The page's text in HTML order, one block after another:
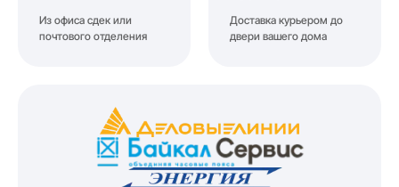
Из офиса сдек или
почтового отделения
Доставка курьером до
двери вашего дома